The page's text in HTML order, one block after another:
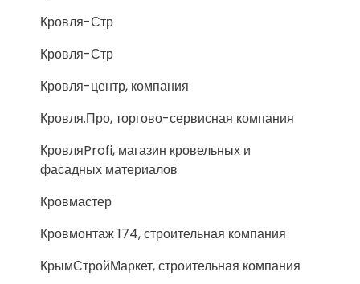
Кровля-Стр
Кровля-Стр
Кровля-центр, компания
Кровля.Про, торгово-сервисная компания
КровляProfi, магазин кровельных и
фасадных материалов
Кровмастер
Кровмонтаж 174, строительная компания
КрымСтройМаркет, строительная компания